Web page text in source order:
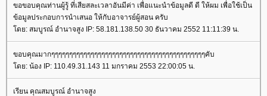
ขอขอบคุณท่านผู้รู้ ที่เสียสละเวลาอันมีค่า เพื่อแนะนำข้อมูลดี ดี ให้ผม เพื่อใช้เป็น
ข้อมูลประกอบการนำเสนอ ให้กับอาจารย์ผู้สอน ครับ
ดย: สมบูรณ์ อำนาจสูง IP: 58.181.138.50 30 ธันวาคม 2552 11:11:39 น.
ขอบคุณมากๆๆๆๆๆๆๆๆๆๆๆๆๆๆๆๆๆๆๆๆๆๆๆๆๆๆๆๆๆๆๆๆๆๆๆๆๆๆๆๆๆๆๆคับ
ดย: น้อง IP: 110.49.31.143 11 มกราคม 2553 22:00:05 น.
เรียน คุณสมบูรณ์ อำนาจสูง